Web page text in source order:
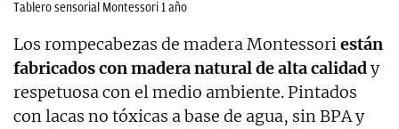
Tablero sensorial Montessori 1 año
Los rompecabezas de madera Montessoriestán
fabricados con madera natural de alta calidady
respetuosa con el medio ambiente. Pintados
con lacas no tóxicas a base de agua, sin BPA y